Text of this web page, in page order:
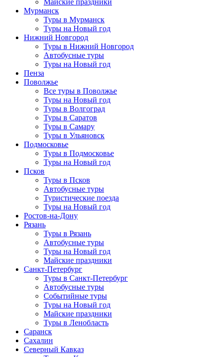
Мурманск
Туры в Мурманск
Туры на Новый год
Нижний Новгород
Туры в Нижний Новгород
Автобусные туры
Туры на Новый год
Пенза
Поволжье
Все туры в Поволжье
Туры на Новый год
Туры в Волгоград
Туры в Саратов
Туры в Самару
Туры в Ульяновск
Подмосковье
Туры в Подмосковье
Туры на Новый год
Псков
Туры в Псков
Автобусные туры
Туристические поезда
Туры на Новый год
Ростов-на-Дону
Рязань
Туры в Рязань
Автобусные туры
Туры на Новый год
Майские праздники
Санкт-Петербург
Туры в Санкт-Петербург
Автобусные туры
Событийные туры
Туры на Новый год
Майские праздники
Туры в Ленобласть
Саранск
Сахалин
Северный Кавказ